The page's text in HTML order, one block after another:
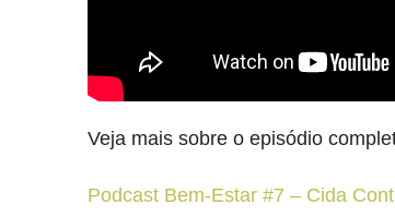
Veja mais sobre o episódio
Podcast Bem-Estar #7 – Cida